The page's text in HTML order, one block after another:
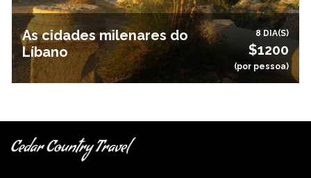
As cidades milenares do
Líbano
8 DIA(S)
$1200
(por pessoa)